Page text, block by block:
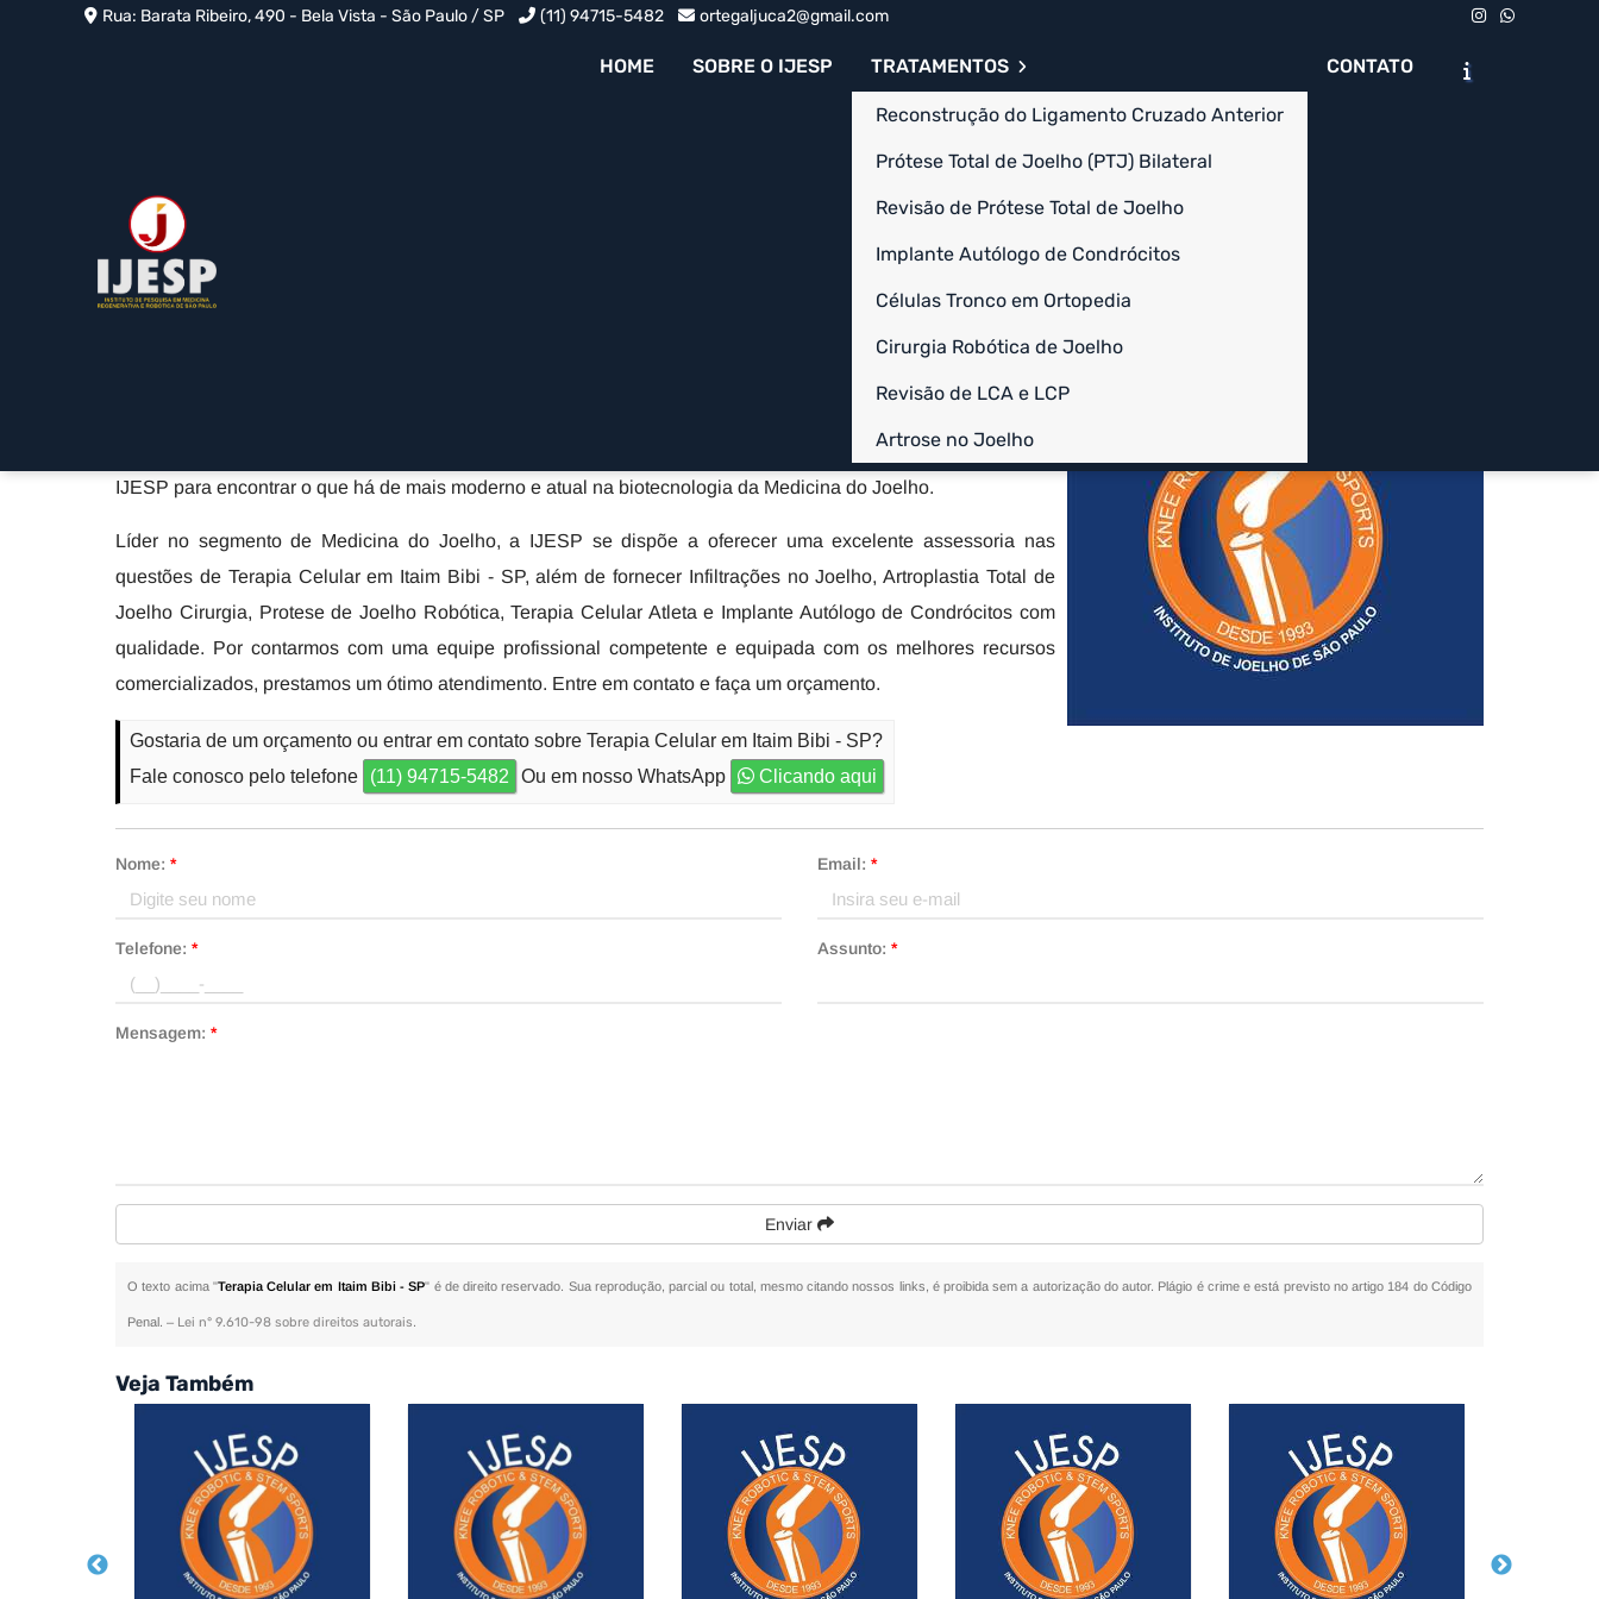
Rua: Barata Ribeiro, 490 - Bela Vista - São Paulo / SP (11) 94715-5482 ortegaljuca2@gmail.com
HOME SOBRE O IJESP TRATAMENTOS
Reconstrução do Ligamento Cruzado Anterior
Prótese Total de Joelho (PTJ) Bilateral
Revisão de Prótese Total de Joelho
Implante Autólogo de Condrócitos
Células Tronco em Ortopedia
Cirurgia Robótica de Joelho
Revisão de LCA e LCP
Artrose no Joelho
CONTATO
Terapia Celular em Itaim Bibi - SP
Home » Informações
Buscar uma Terapia Celular em Itaim Bibi - SP é uma excelente alternativa quando ocorrem lesões
avançadas para promover a regeneração de tecidos danificados e melhorar a saúde dos pacientes. Consulte a
IJESP para encontrar o que há de mais moderno e atual na biotecnologia da Medicina do Joelho.
Líder no segmento de Medicina do Joelho, a IJESP se dispõe a oferecer uma excelente assessoria nas
questões de Terapia Celular em Itaim Bibi - SP, além de fornecer Infiltrações no Joelho, Artroplastia Total de
Joelho Cirurgia, Protese de Joelho Robótica, Terapia Celular Atleta e Implante Autólogo de Condrócitos com
qualidade. Por contarmos com uma equipe profissional competente e equipada com os melhores recursos
comercializados, prestamos um ótimo atendimento. Entre em contato e faça um orçamento.
Gostaria de um orçamento ou entrar em contato sobre Terapia Celular em Itaim Bibi - SP?
Fale conosco pelo telefone
(11) 94715-5482 Ou em nosso WhatsApp Clicando aqui
Nome:* Email: *
Telefone:* Assunto: *
Mensagem:*
Enviar
O texto acima "Terapia Celular em Itaim Bibi - SP" é de direito reservado. Sua reprodução, parcial ou total, mesmo citando nossos links, é proibida sem a autorização do autor. Plágio é crime e está previsto no artigo 184 do Código
Penal. – Lei n° 9.610-98 sobre direitos autorais.
Veja Também